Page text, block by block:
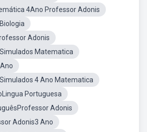
4Ano Professor Adonis
Adonis
Matematica
4 Ano Matematica
Portuguesa
Adonis
Adonis3 Ano